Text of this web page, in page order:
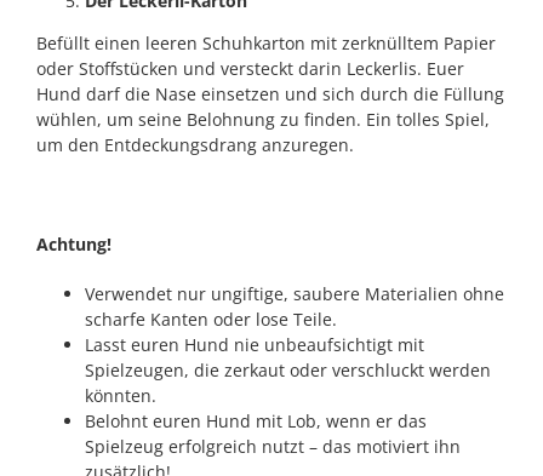
Befüllt einen leeren Schuhkarton mit zerknülltem Papier
oder Stoffstücken und versteckt darin Leckerlis. Euer
Hund darf die Nase einsetzen und sich durch die Füllung
wühlen, um seine Belohnung zu finden. Ein tolles Spiel,
um den Entdeckungsdrang anzuregen.
Achtung!
Verwendet nur ungiftige, saubere Materialien ohne
scharfe Kanten oder lose Teile.
Lasst euren Hund nie unbeaufsichtigt mit
Spielzeugen, die zerkaut oder verschluckt werden
könnten.
Belohnt euren Hund mit Lob, wenn er das
Spielzeug erfolgreich nutzt – das motiviert ihn